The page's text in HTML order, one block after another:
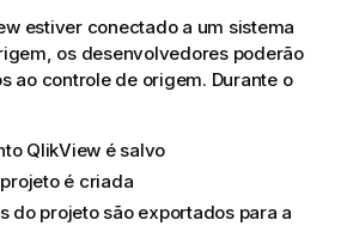
estiver conectado a um sistema
os desenvolvedores poderão
ao controle de origem. Durante o
QlikView é salvo
é criada
do projeto são exportados para a